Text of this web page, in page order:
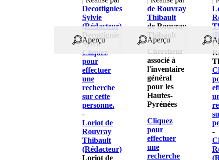
Aperçu
Decottignies
Sylvie
(Rédacteur)
Decottignies
Sylvie
Cliquez
pour
effectuer
une
recherche
sur cette
personne.
-
Loriot de
Rouvray
Thibault
(Rédacteur)
Loriot de
Aperçu
de Rouvray
Thibault
de Rouvray
Thibault
Chercheur
associé à
l'inventaire
général
pour les
Hautes-
Pyrénées
Cliquez
pour
effectuer
une
recherche
-